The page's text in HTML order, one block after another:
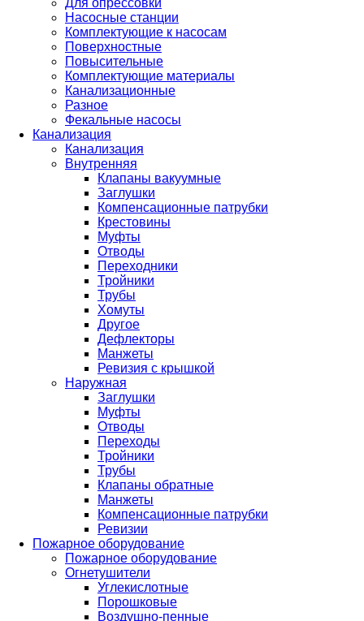
Для опрессовки
Насосные станции
Комплектующие к насосам
Поверхностные
Повысительные
Комплектующие материалы
Канализационные
Разное
Фекальные насосы
Канализация
Канализация
Внутренняя
Клапаны вакуумные
Заглушки
Компенсационные патрубки
Крестовины
Муфты
Отводы
Переходники
Тройники
Трубы
Хомуты
Другое
Дефлекторы
Манжеты
Ревизия с крышкой
Наружная
Заглушки
Муфты
Отводы
Переходы
Тройники
Трубы
Клапаны обратные
Манжеты
Компенсационные патрубки
Ревизии
Пожарное оборудование
Пожарное оборудование
Огнетушители
Углекислотные
Порошковые
Воздушно-пенные